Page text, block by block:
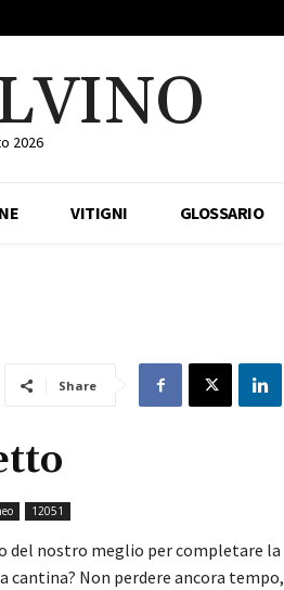
2026
VITIGNI GLOSSARIO
Share
12051
del nostro meglio per completare la
cantina? Non perdere ancora tempo,